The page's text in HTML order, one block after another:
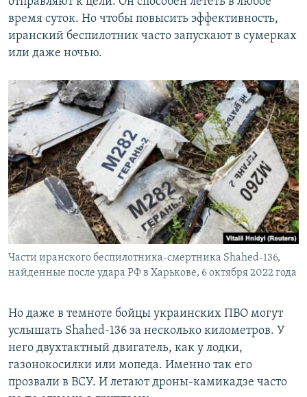
время суток. Но чтобы повысить эффективность,
иранский беспилотник часто запускают в сумерках
или даже ночью.
Части иранского беспилотника-смертника Shahed-136,
найденные после удара РФ в Харькове, 6 октября 2022 года
Но даже в темноте бойцы украинских ПВО могут
услышать Shahed-136 за несколько километров. У
него двухтактный двигатель, как у лодки,
газонокосилки или мопеда. Именно так его
прозвали в ВСУ. И летают дроны-камикадзе часто